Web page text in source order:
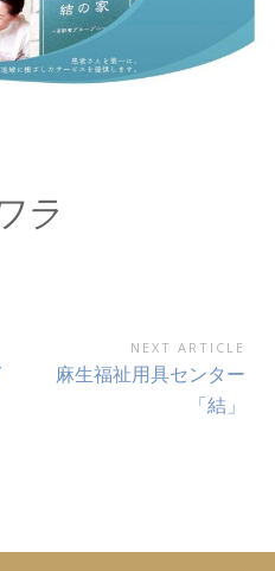
ラ
NEXT ARTICLE
Next
麻生福祉用具センター
「結」